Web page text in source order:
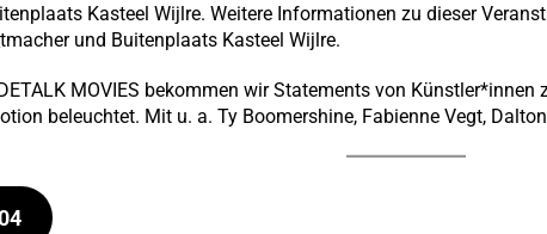
Kasteel Wijlre. Weitere Informationen zu dieser
und Buitenplaats Kasteel Wijlre.
MOVIES bekommen wir Statements von
beleuchtet. Mit u. a. Ty Boomershine, Fabienne Vegt,